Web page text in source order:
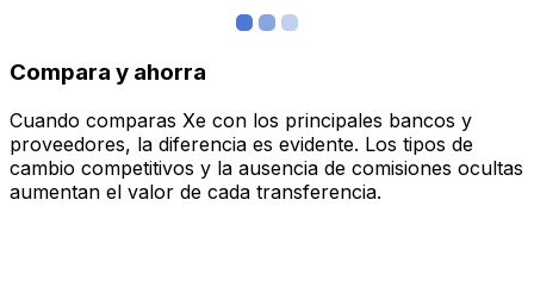
Compara y ahorra
Cuando comparas Xe con los principales bancos y
proveedores, la diferencia es evidente. Los tipos de
cambio competitivos y la ausencia de comisiones ocultas
aumentan el valor de cada transferencia.